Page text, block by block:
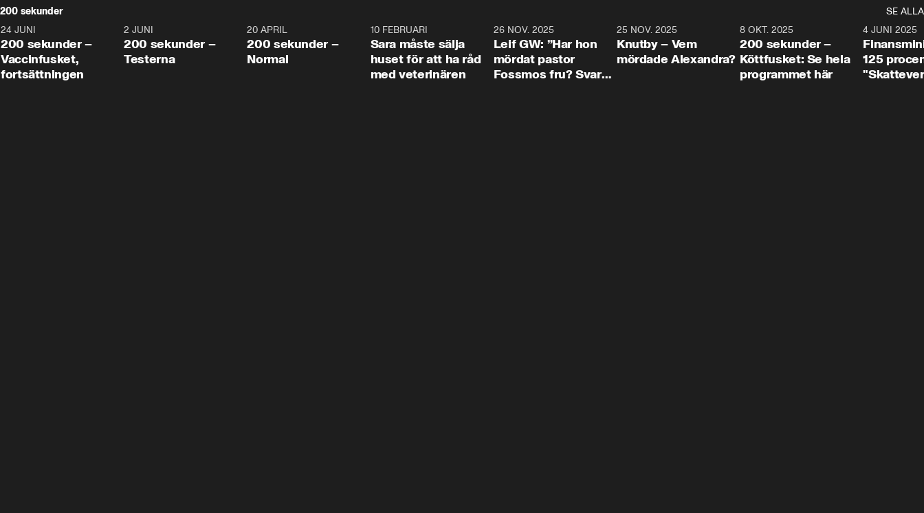
200 sekunder
SE ALLA
5:00
24 JUNI
200 sekunder –
Vaccinfusket,
fortsättningen
4:23
2 JUNI
200 sekunder –
Testerna
20 APRIL
200 sekunder –
Normal
10 FEBRUARI
Sara måste sälja
huset för att ha råd
med veterinären
26 NOV. 2025
Leif GW: ”Har hon
mördat pastor
Fossmos fru? Svar
31:05
25 NOV. 2025
Knutby – Vem
mördade Alexandra?
4:29
8 OKT. 2025
200 sekunder –
Köttfusket: Se hela
programmet här
4 JUNI 2025
125